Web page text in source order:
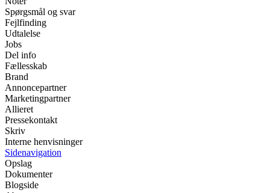
Spørgsmål og svar
Fejlfinding
Udtalelse
Jobs
Del info
Fællesskab
Brand
Annoncepartner
Marketingpartner
Allieret
Pressekontakt
Skriv
Interne henvisninger
Sidenavigation
Opslag
Dokumenter
Blogside